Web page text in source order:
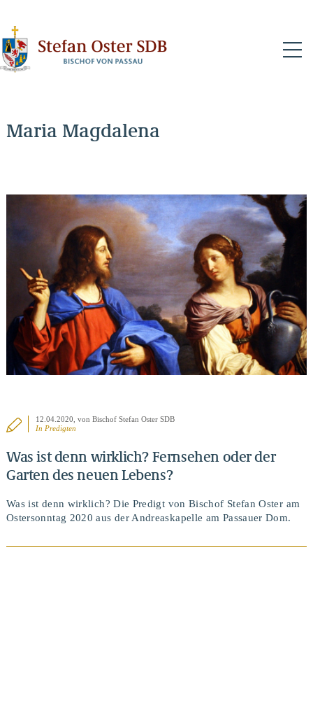
Maria Magdalena
12.04.2020 , von Bischof Stefan Oster SDB
In Predigten
Was ist denn wirklich? Fernsehen oder der
Garten des neuen Lebens?
Was ist denn wirklich? Die Predigt von Bischof Stefan Oster am
Ostersonntag 2020 aus der Andreaskapelle am Passauer Dom.